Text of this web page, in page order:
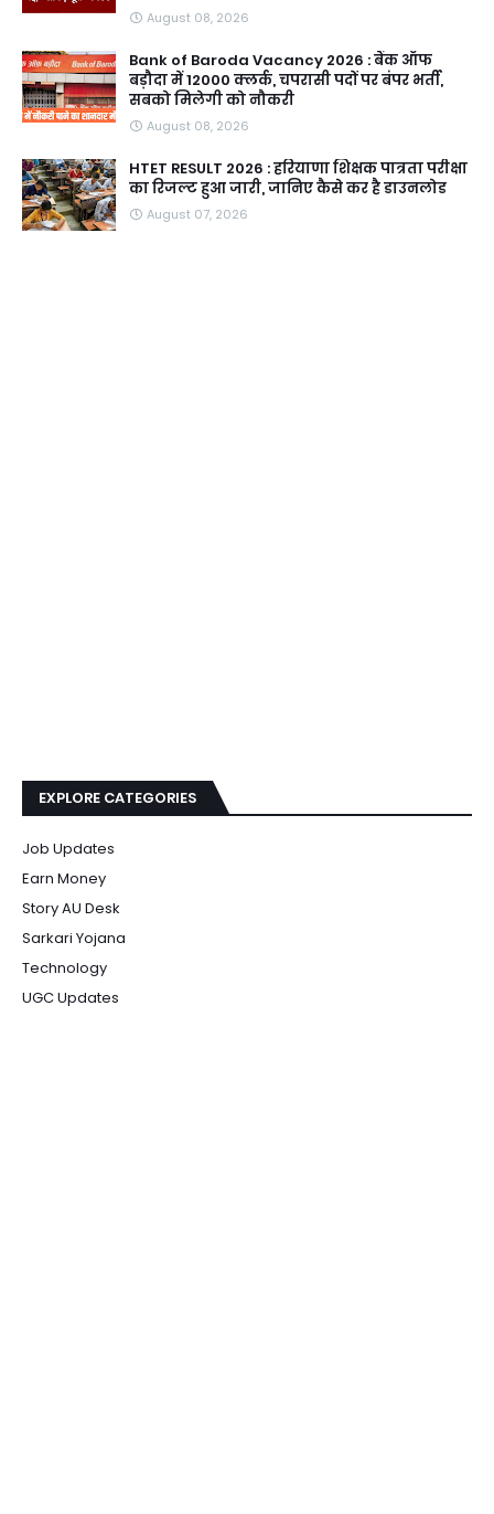
August 08, 2026
Bank of Baroda Vacancy 2026 : बैंक ऑफ
बड़ौदा में 12000 क्लर्क, चपरासी पदों पर बंपर भर्ती,
सबको मिलेगी को नौकरी
August 08, 2026
HTET RESULT 2026 : हरियाणा शिक्षक पात्रता परीक्षा
का रिजल्ट हुआ जारी, जानिए कैसे कर है डाउनलोड
August 07, 2026
EXPLORE CATEGORIES
Job Updates
Earn Money
Story AU Desk
Sarkari Yojana
Technology
UGC Updates